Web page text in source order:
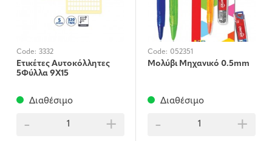
Code: 3332
Ετικέτες Αυτοκόλλητες
5Φύλλα 9Χ15
Διαθέσιμο
- +
Code: 052351
Μολύβι Μηχανικό 0.5mm
Διαθέσιμο
- +